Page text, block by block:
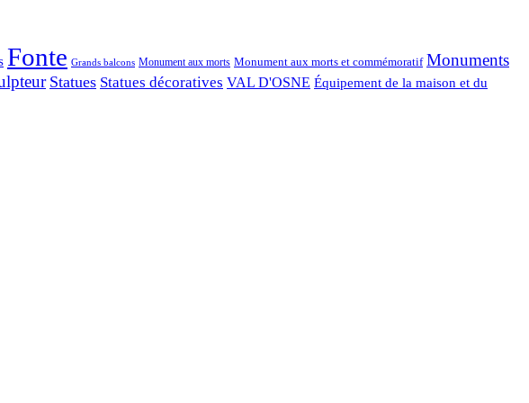
Fonte Grands balcons Monument aux morts Monument aux morts et commémoratif Monuments
Statues Statues décoratives VAL D'OSNE Équipement de la maison et du